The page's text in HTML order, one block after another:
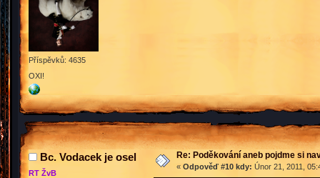
Příspěvků: 4635
OXI!
Bc. Vodacek je osel
RT ŽvB
Re: Poděkování aneb pojdme si
« Odpověď #10 kdy: Únor 21, 2011,